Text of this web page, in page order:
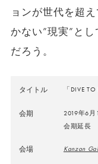
ョンが世代を超
かない”現実”と
だろう。
タイトル 「DIVE TO
会期 2019年6
会期延長
会場 Kanzan